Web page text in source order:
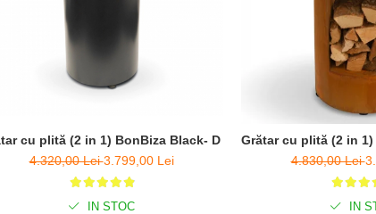
x H 100cm
cu plită (2 in 1) BonBiza Black- D 80cm x H 100cm
4.320,00 Lei3.799,00 Lei
IN STOC
Grătar cu plită (2 in
4.830,00 Lei
IN